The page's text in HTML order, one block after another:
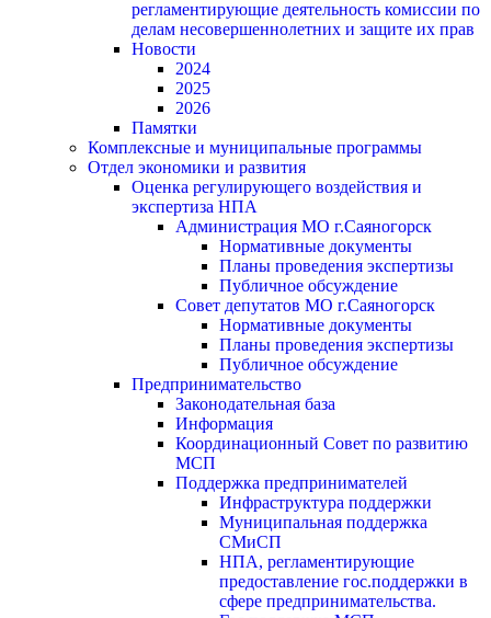
регламентирующие деятельность комиссии по
делам несовершеннолетних и защите их прав
Новости
2024
2025
2026
Памятки
Комплексные и муниципальные программы
Отдел экономики и развития
Оценка регулирующего воздействия и
экспертиза НПА
Администрация МО г.Саяногорск
Нормативные документы
Планы проведения экспертизы
Публичное обсуждение
Совет депутатов МО г.Саяногорск
Нормативные документы
Планы проведения экспертизы
Публичное обсуждение
Предпринимательство
Законодательная база
Информация
Координационный Совет по развитию
МСП
Поддержка предпринимателей
Инфраструктура поддержки
Муниципальная поддержка
СМиСП
НПА, регламентирующие
предоставление гос.поддержки в
сфере предпринимательства.